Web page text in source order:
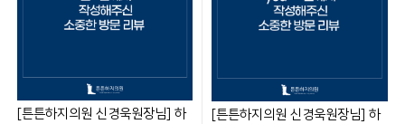
[튼튼하지의원 신경욱원장님] 하
[튼튼하지의원 신경욱원장님] 하